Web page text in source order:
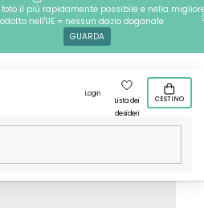
il più rapidamente possibile e nella
nell'UE = nessun dazio doganale
GUARDA
Login
Lista dei
desideri
CESTINO
i numeri / Dipingere con i